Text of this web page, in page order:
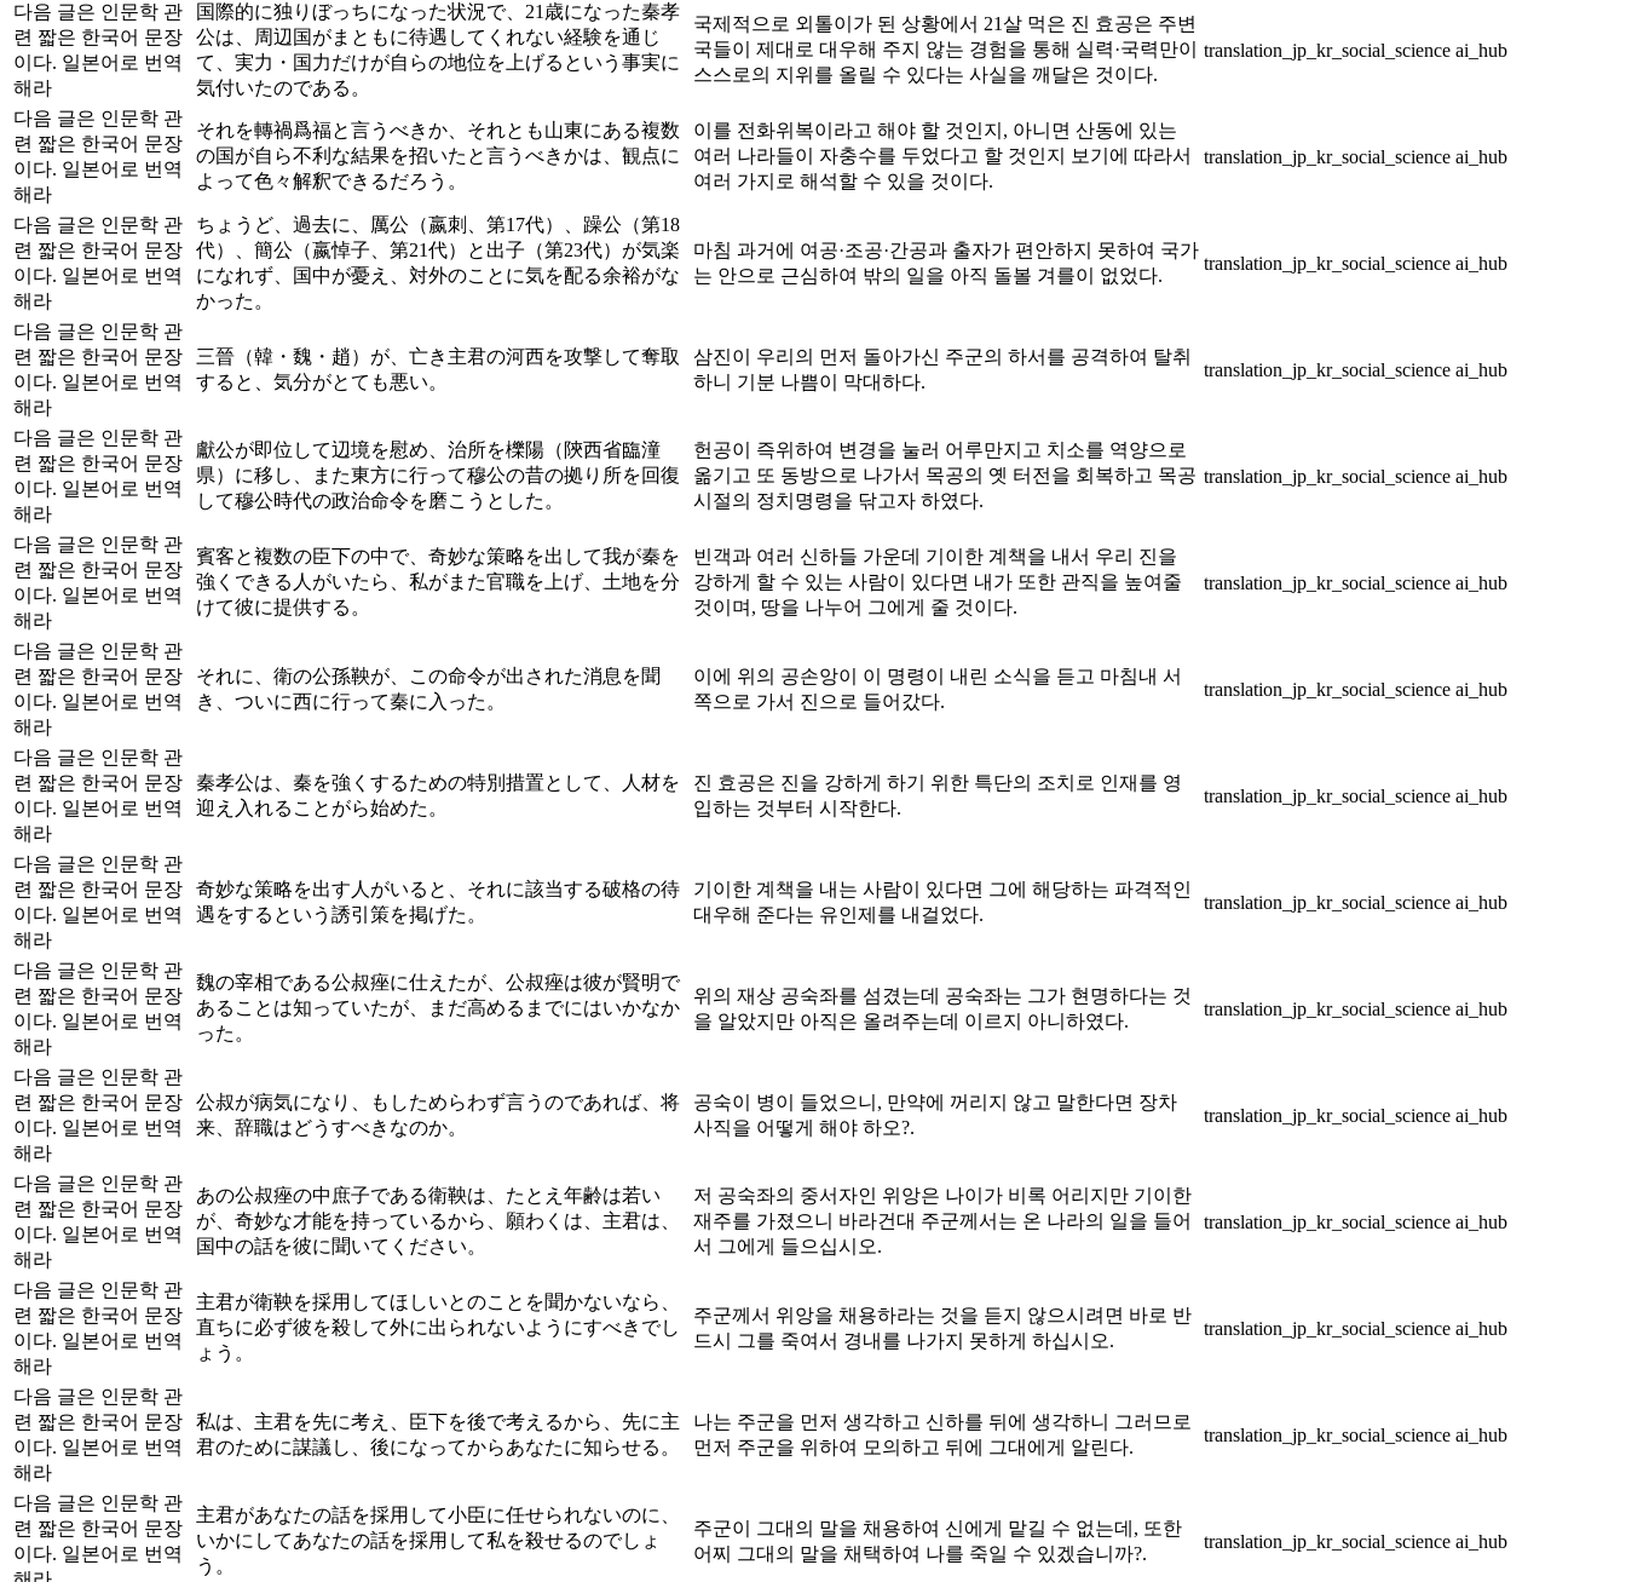
다음 글은 인문학 관
련 짧은 한국어 문장
이다. 일본어로 번역
해라
国際的に独りぼっちになった状況で、21歳になった秦孝
公は、周辺国がまともに待遇してくれない経験を通じ
て、実力・国力だけが自らの地位を上げるという事実に
気付いたのである。
국제적으로 외톨이가 된 상황에서 21살 먹은 진 효공은 주변
국들이 제대로 대우해 주지 않는 경험을 통해 실력·국력만이
스스로의 지위를 올릴 수 있다는 사실을 깨달은 것이다.
translation_jp_kr_social_science ai_hub
다음 글은 인문학 관
련 짧은 한국어 문장
이다. 일본어로 번역
해라
それを轉禍爲福と言うべきか、それとも山東にある複数
の国が自ら不利な結果を招いたと言うべきかは、観点に
よって色々解釈できるだろう。
이를 전화위복이라고 해야 할 것인지, 아니면 산동에 있는
여러 나라들이 자충수를 두었다고 할 것인지 보기에 따라서
여러 가지로 해석할 수 있을 것이다.
translation_jp_kr_social_science ai_hub
다음 글은 인문학 관
련 짧은 한국어 문장
이다. 일본어로 번역
해라
ちょうど、過去に、厲公（嬴刺、第17代）、躁公（第18
代）、簡公（嬴悼子、第21代）と出子（第23代）が気楽
になれず、国中が憂え、対外のことに気を配る余裕がな
かった。
마침 과거에 여공·조공·간공과 출자가 편안하지 못하여 국가
는 안으로 근심하여 밖의 일을 아직 돌볼 겨를이 없었다.
translation_jp_kr_social_science ai_hub
다음 글은 인문학 관
련 짧은 한국어 문장
이다. 일본어로 번역
해라
三晉（韓・魏・趙）が、亡き主君の河西を攻撃して奪取
すると、気分がとても悪い。
삼진이 우리의 먼저 돌아가신 주군의 하서를 공격하여 탈취
하니 기분 나쁨이 막대하다.
translation_jp_kr_social_science ai_hub
다음 글은 인문학 관
련 짧은 한국어 문장
이다. 일본어로 번역
해라
獻公が即位して辺境を慰め、治所を櫟陽（陝西省臨潼
県）に移し、また東方に行って穆公の昔の拠り所を回復
して穆公時代の政治命令を磨こうとした。
헌공이 즉위하여 변경을 눌러 어루만지고 치소를 역양으로
옮기고 또 동방으로 나가서 목공의 옛 터전을 회복하고 목공
시절의 정치명령을 닦고자 하였다.
translation_jp_kr_social_science ai_hub
다음 글은 인문학 관
련 짧은 한국어 문장
이다. 일본어로 번역
해라
賓客と複数の臣下の中で、奇妙な策略を出して我が秦を
強くできる人がいたら、私がまた官職を上げ、土地を分
けて彼に提供する。
빈객과 여러 신하들 가운데 기이한 계책을 내서 우리 진을
강하게 할 수 있는 사람이 있다면 내가 또한 관직을 높여줄
것이며, 땅을 나누어 그에게 줄 것이다.
translation_jp_kr_social_science ai_hub
다음 글은 인문학 관
련 짧은 한국어 문장
이다. 일본어로 번역
해라
それに、衛の公孫鞅が、この命令が出された消息を聞
き、ついに西に行って秦に入った。
이에 위의 공손앙이 이 명령이 내린 소식을 듣고 마침내 서
쪽으로 가서 진으로 들어갔다.
translation_jp_kr_social_science ai_hub
다음 글은 인문학 관
련 짧은 한국어 문장
이다. 일본어로 번역
해라
秦孝公は、秦を強くするための特別措置として、人材を
迎え入れることがら始めた。
진 효공은 진을 강하게 하기 위한 특단의 조치로 인재를 영
입하는 것부터 시작한다.
translation_jp_kr_social_science ai_hub
다음 글은 인문학 관
련 짧은 한국어 문장
이다. 일본어로 번역
해라
奇妙な策略を出す人がいると、それに該当する破格の待
遇をするという誘引策を掲げた。
기이한 계책을 내는 사람이 있다면 그에 해당하는 파격적인
대우해 준다는 유인제를 내걸었다.
translation_jp_kr_social_science ai_hub
다음 글은 인문학 관
련 짧은 한국어 문장
이다. 일본어로 번역
해라
魏の宰相である公叔痤に仕えたが、公叔痤は彼が賢明で
あることは知っていたが、まだ高めるまでにはいかなか
った。
위의 재상 공숙좌를 섬겼는데 공숙좌는 그가 현명하다는 것
을 알았지만 아직은 올려주는데 이르지 아니하였다.
translation_jp_kr_social_science ai_hub
다음 글은 인문학 관
련 짧은 한국어 문장
이다. 일본어로 번역
해라
公叔が病気になり、もしためらわず言うのであれば、将
来、辞職はどうすべきなのか。
공숙이 병이 들었으니, 만약에 꺼리지 않고 말한다면 장차
사직을 어떻게 해야 하오?.
translation_jp_kr_social_science ai_hub
다음 글은 인문학 관
련 짧은 한국어 문장
이다. 일본어로 번역
해라
あの公叔痤の中庶子である衛鞅は、たとえ年齢は若い
が、奇妙な才能を持っているから、願わくは、主君は、
国中の話を彼に聞いてください。
저 공숙좌의 중서자인 위앙은 나이가 비록 어리지만 기이한
재주를 가졌으니 바라건대 주군께서는 온 나라의 일을 들어
서 그에게 들으십시오.
translation_jp_kr_social_science ai_hub
다음 글은 인문학 관
련 짧은 한국어 문장
이다. 일본어로 번역
해라
主君が衛鞅を採用してほしいとのことを聞かないなら、
直ちに必ず彼を殺して外に出られないようにすべきでし
ょう。
주군께서 위앙을 채용하라는 것을 듣지 않으시려면 바로 반
드시 그를 죽여서 경내를 나가지 못하게 하십시오.
translation_jp_kr_social_science ai_hub
다음 글은 인문학 관
련 짧은 한국어 문장
이다. 일본어로 번역
해라
私は、主君を先に考え、臣下を後で考えるから、先に主
君のために謀議し、後になってからあなたに知らせる。
나는 주군을 먼저 생각하고 신하를 뒤에 생각하니 그러므로
먼저 주군을 위하여 모의하고 뒤에 그대에게 알린다.
translation_jp_kr_social_science ai_hub
다음 글은 인문학 관
련 짧은 한국어 문장
이다. 일본어로 번역
主君があなたの話を採用して小臣に任せられないのに、
いかにしてあなたの話を採用して私を殺せるのでしょ
う。
주군이 그대의 말을 채용하여 신에게 맡길 수 없는데, 또한
어찌 그대의 말을 채택하여 나를 죽일 수 있겠습니까?.
translation_jp_kr_social_science ai_hub